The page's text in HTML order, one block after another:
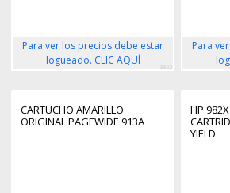
Para ver los precios debe estar
logueado. CLIC AQUÍ
3922
Para
CARTUCHO AMARILLO
ORIGINAL PAGEWIDE 913A
HP
YIELD